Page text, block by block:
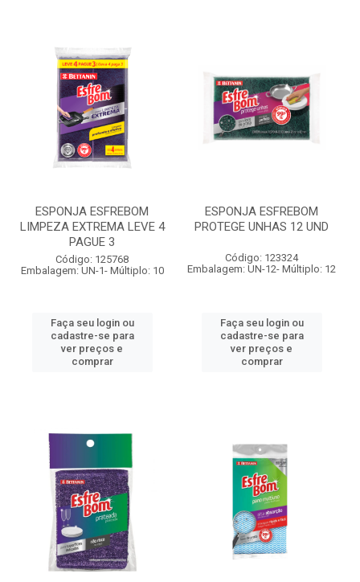
ESPONJA ESFREBOM
LIMPEZA EXTREMA LEVE 4
PAGUE 3
Código: 125768
Embalagem: UN-1- Múltiplo: 10
Faça seu login ou
cadastre-se para
ver preços e
comprar
ESPONJA ESFREBOM
PROTEGE UNHAS 12 UND
Código: 123324
Embalagem: UN-12- Múltiplo: 12
Faça seu login ou
cadastre-se para
ver preços e
comprar